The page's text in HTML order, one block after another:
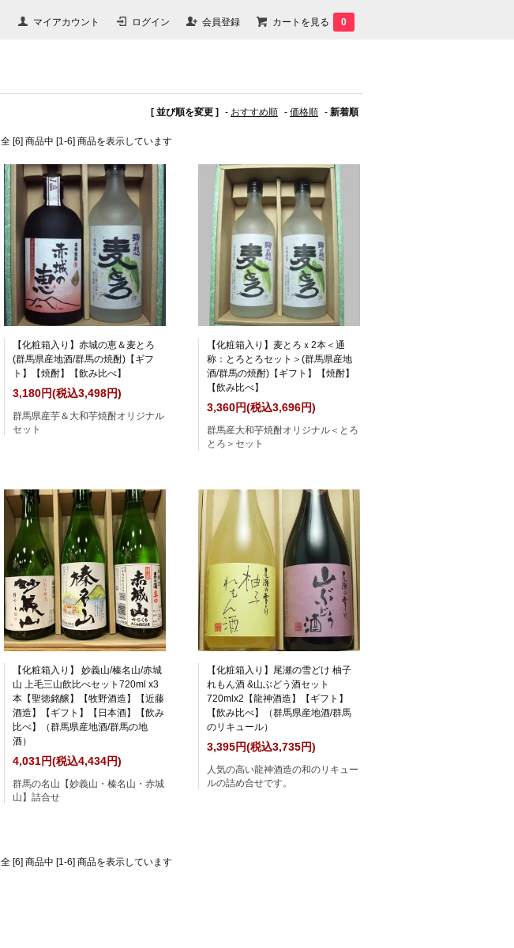
マイアカウント ログイン 会員登録 カートを見る 0
[ 並び順を変更 ] - おすすめ順 - 価格順 - 新着順
全 [6] 商品中 [1-6] 商品を表示しています
【化粧箱入り】赤城の恵＆麦とろ
(群馬県産地酒/群馬の焼酎)【ギフ
ト】【焼酎】【飲み比べ】
3,180円(税込3,498円)
群馬県産芋＆大和芋焼酎オリジナル
セット
【化粧箱入り】麦とろｘ2本＜通
称：とろとろセット＞(群馬県産地
酒/群馬の焼酎)【ギフト】【焼酎】
【飲み比べ】
3,360円(税込3,696円)
群馬産大和芋焼酎オリジナル＜とろ
とろ＞セット
【化粧箱入り】 妙義山/榛名山/赤城
山 上毛三山飲比べセット720ml x3
本【聖徳銘醸】【牧野酒造】【近藤
酒造】【ギフト】【日本酒】【飲み
比べ】（群馬県産地酒/群馬の地
酒）
4,031円(税込4,434円)
群馬の名山【妙義山・榛名山・赤城
山】詰合せ
【化粧箱入り】尾瀬の雪どけ 柚子
れもん酒 &山ぶどう酒セット
720mlx2【龍神酒造】【ギフト】
【飲み比べ】（群馬県産地酒/群馬
のリキュール）
3,395円(税込3,735円)
人気の高い龍神酒造の和のリキュー
ルの詰め合せです。
全 [6] 商品中 [1-6] 商品を表示しています